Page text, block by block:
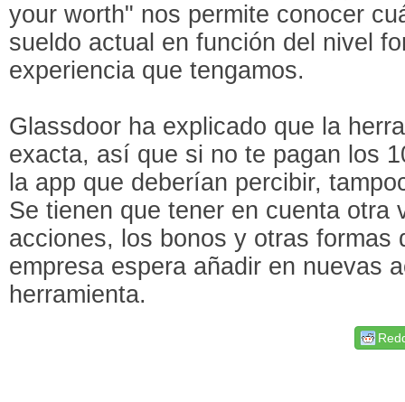
your worth" nos permite conocer
sueldo actual en función del nivel
experiencia que tengamos.
Glassdoor ha explicado que la
exacta, así que si no te pagan los
la app que deberían percibir,
Se tienen que tener en cuenta otra
acciones, los bonos y otras formas
empresa espera añadir en nuevas
herramienta.